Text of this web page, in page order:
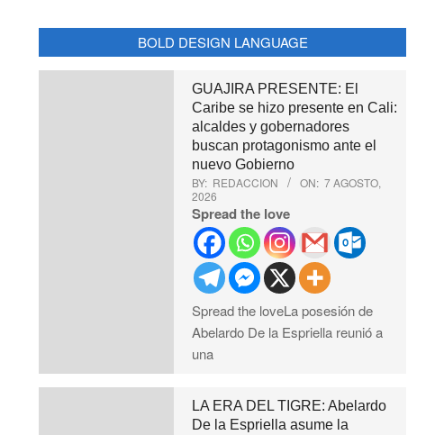
BOLD DESIGN LANGUAGE
GUAJIRA PRESENTE: El
Caribe se hizo presente en Cali:
alcaldes y gobernadores
buscan protagonismo ante el
nuevo Gobierno
BY: REDACCION ON: 7 AGOSTO,
2026
Spread the love
Spread the loveLa posesión de
Abelardo De la Espriella reunió a
una
LA ERA DEL TIGRE: Abelardo
De la Espriella asume la